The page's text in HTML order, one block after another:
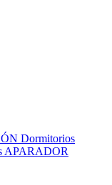
Dormitorios
APARADOR